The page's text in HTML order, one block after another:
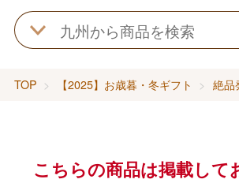
TOP 【2025】お歳暮・冬ギフト 絶品
こちらの商品は掲載して